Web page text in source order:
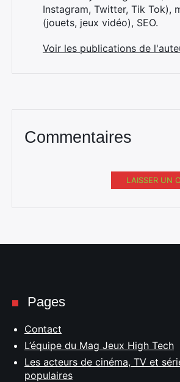
Instagram, Twitter, Tik Tok),
(jouets, jeux vidéo), SEO.
Voir les publications de
Commentaires
LAISSER UN
Pages
Contact
L’équipe du Mag Jeux High Tech
Les acteurs de cinéma, TV et
populaires